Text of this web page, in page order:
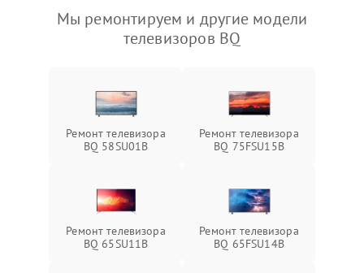
Мы ремонтируем и другие модели
телевизоров BQ
Ремонт телевизора
BQ 58SU01B
Ремонт телевизора
BQ 75FSU15B
Ремонт телевизора
BQ 65SU11B
Ремонт телевизора
BQ 65FSU14B